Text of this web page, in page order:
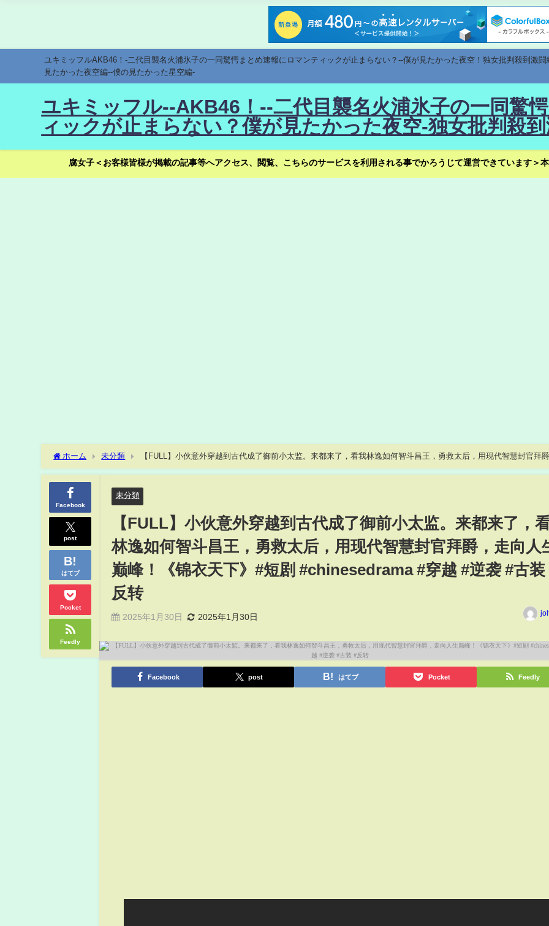
ユキミッフルAKB46！-二代目襲名火浦氷子の一同驚愕まとめ速報にロマンティックが止まらない？--僕が見たかった夜空！独女批判殺到激
見たかった夜空編--僕の見たかった星空編-
ユキミッフル--AKB46！--二代目襲名火浦氷子の一同驚
ィックが止まらない？僕が見たかった夜空-独女批判殺
腐女子＜お客様皆様が掲載の記事等へアクセス、閲覧、こちらのサービスを利用される事でかろうじて運営できています＞
ホーム 未分類
【FULL】小伙意外穿越到古代成了御前小太监。来都来了，看我林逸如何智斗昌王，勇救太后，用现代智慧封官拜
向人生巅峰！《锦衣天下》#短剧 #chinesedrama #穿越 #逆袭 #古装 #反转
Facebook
post
はてブ
Pocket
Feedly
未分類
【FULL】小伙意外穿越到古代成了御前小太监。来都来了，
林逸如何智斗昌王，勇救太后，用现代智慧封官拜爵，走向人
巅峰！《锦衣天下》#短剧 #chinesedrama #穿越 #逆袭 #古装
反转
2025年1月30日 2025年1月30日
Facebook post はてブ Pocket Feedly